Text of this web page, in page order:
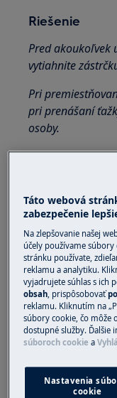
Riešenie
Pred akoukoľvek
vytiahnite
Pri
pri prenášaní
osoby.
Vždy používajte
neodborné
následky, ak
Ako
prostriedok
1. Vytiahnite
doraz.
2. Stlačením
Táto webová
zabezpečenie
Na zlepšovanie našej
účely používame
stránku používate,
reklamu a analytiku.
vyjadrujete súhlas s ich
obsah, prispôsobovať
reklamu. Kliknutím na
súbory cookie, čo môže
dostupné služby. Ďalšie
súboroch cookie a
Nastavenia
cookie